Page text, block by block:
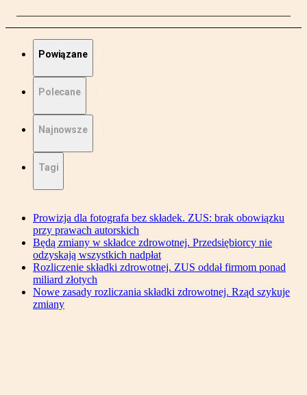
Powiązane
Polecane
Najnowsze
Tagi
Prowizja dla fotografa bez składek. ZUS: brak obowiązku
przy prawach autorskich
Będą zmiany w składce zdrowotnej. Przedsiębiorcy nie
odzyskają wszystkich nadpłat
Rozliczenie składki zdrowotnej. ZUS oddał firmom ponad
miliard złotych
Nowe zasady rozliczania składki zdrowotnej. Rząd szykuje
zmiany